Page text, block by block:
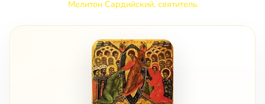
Мелитон Сардийский, святитель